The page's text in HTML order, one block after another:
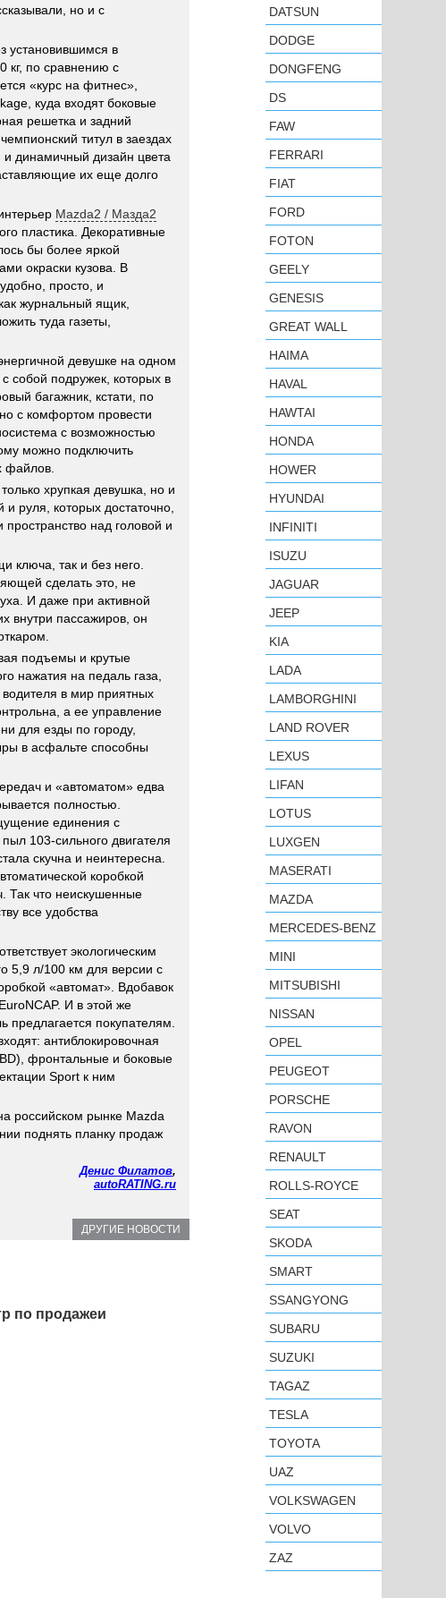
но и с
установившимся в
кг, по сравнению с
«курс на фитнес»,
куда входят боковые
решетка и задний
титул в заездах
динамичный дизайн цвета
их еще долго
Mazda2 / Мазда2
пластика. Декоративные
бы более яркой
окраски кузова. В
просто, и
журнальный ящик,
туда газеты,
девушке на одном
собой подружек, которых в
багажник, кстати, по
с комфортом провести
с возможностью
можно подключить
файлов.
хрупкая девушка, но и
руля, которых достаточно,
над головой и
ключа, так и без него.
сделать это, не
И даже при активной
внутри пассажиров, он
подъемы и крутые
нажатия на педаль газа,
в мир приятных
а ее управление
для езды по городу,
в асфальте способны
и «автоматом» едва
полностью.
единения с
103-сильного двигателя
скучна и неинтересна.
коробкой
Так что неискушенные
все удобства
экологическим
5,9 л/100 км для версии с
«автомат». Вдобавок
И в этой же
предлагается покупателям.
антиблокировочная
фронтальные и боковые
Sport к ним
российском рынке Mazda
поднять планку продаж
Денис Филатов,
autoRATING.ru
ДРУГИЕ НОВОСТИ
по продажеи
DATSUN
DODGE
DONGFENG
DS
FAW
FERRARI
FIAT
FORD
FOTON
GEELY
GENESIS
GREAT WALL
HAIMA
HAVAL
HAWTAI
HONDA
HOWER
HYUNDAI
INFINITI
ISUZU
JAGUAR
JEEP
KIA
LADA
LAMBORGHINI
LAND ROVER
LEXUS
LIFAN
LOTUS
LUXGEN
MASERATI
MAZDA
MERCEDES-BENZ
MINI
MITSUBISHI
NISSAN
OPEL
PEUGEOT
PORSCHE
RAVON
RENAULT
ROLLS-ROYCE
SEAT
SKODA
SMART
SSANGYONG
SUBARU
SUZUKI
TAGAZ
TESLA
TOYOTA
UAZ
VOLKSWAGEN
VOLVO
ZAZ